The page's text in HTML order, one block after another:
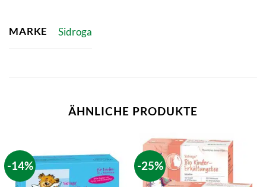
MARKE Sidroga
ÄHNLICHE PRODUKTE
-14% -25%